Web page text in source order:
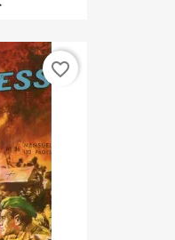
favorite_border